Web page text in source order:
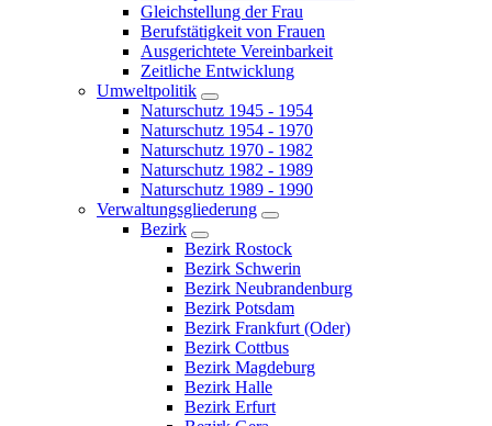
Gleichstellung der Frau
Berufstätigkeit von Frauen
Ausgerichtete Vereinbarkeit
Zeitliche Entwicklung
Umweltpolitik
Naturschutz 1945 - 1954
Naturschutz 1954 - 1970
Naturschutz 1970 - 1982
Naturschutz 1982 - 1989
Naturschutz 1989 - 1990
Verwaltungsgliederung
Bezirk
Bezirk Rostock
Bezirk Schwerin
Bezirk Neubrandenburg
Bezirk Potsdam
Bezirk Frankfurt (Oder)
Bezirk Cottbus
Bezirk Magdeburg
Bezirk Halle
Bezirk Erfurt